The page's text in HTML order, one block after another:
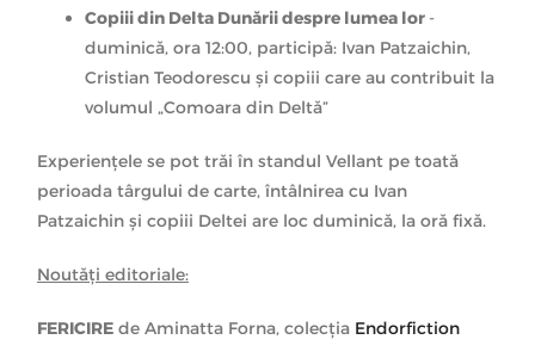
Copiii din Delta Dunării despre lumea lor -
duminică, ora 12:00, participă: Ivan Patzaichin,
Cristian Teodorescu și copiii care au contribuit la
volumul „Comoara din Deltă”
Experiențele se pot trăi în standul Vellant pe toată
perioada târgului de carte, întâlnirea cu Ivan
Patzaichin și copiii Deltei are loc duminică, la oră fixă.
Noutăți editoriale:
FERICIRE de Aminatta Forna, colecția Endorfiction